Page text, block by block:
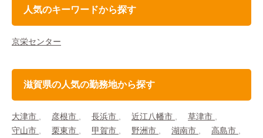
人気のキーワードから探す
京栄センター
滋賀県の人気の勤務地から探す
大津市 彦根市 長浜市 近江八幡市
草津市
守山市
栗東市 甲賀市 野洲市 湖南市
高島市